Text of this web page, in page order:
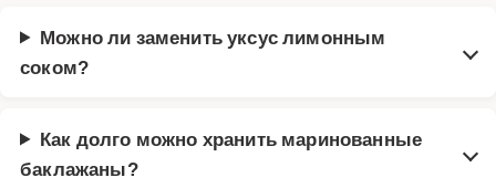
Можно ли заменить уксус лимонным
соком?
Как долго можно хранить маринованные
баклажаны?